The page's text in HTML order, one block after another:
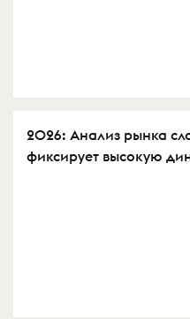
2026: Анализ рынка
фиксирует высокую